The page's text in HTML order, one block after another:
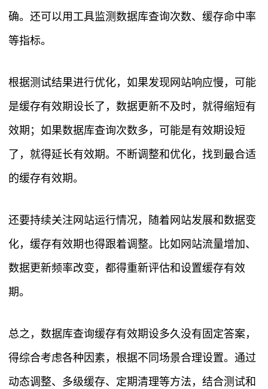
确。还可以用工具监测数据库查询次数、缓存命中率
等指标。
根据测试结果进行优化，如果发现网站响应慢，可能
是缓存有效期设长了，数据更新不及时，就得缩短有
效期；如果数据库查询次数多，可能是有效期设短
了，就得延长有效期。不断调整和优化，找到最合适
的缓存有效期。
还要持续关注网站运行情况，随着网站发展和数据变
化，缓存有效期也得跟着调整。比如网站流量增加、
数据更新频率改变，都得重新评估和设置缓存有效
期。
总之，数据库查询缓存有效期设多久没有固定答案，
得综合考虑各种因素，根据不同场景合理设置。通过
动态调整、多级缓存、定期清理等方法，结合测试和